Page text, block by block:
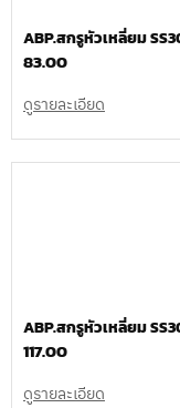
ABP.สกรูหัวเหลี่ยม
83.00
ดูรายละเอียด
ABP.สกรูหัวเหลี่ยม
117.00
ดูรายละเอียด